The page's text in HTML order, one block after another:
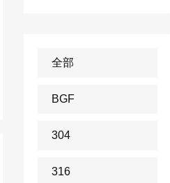
全部
BGF
304
316